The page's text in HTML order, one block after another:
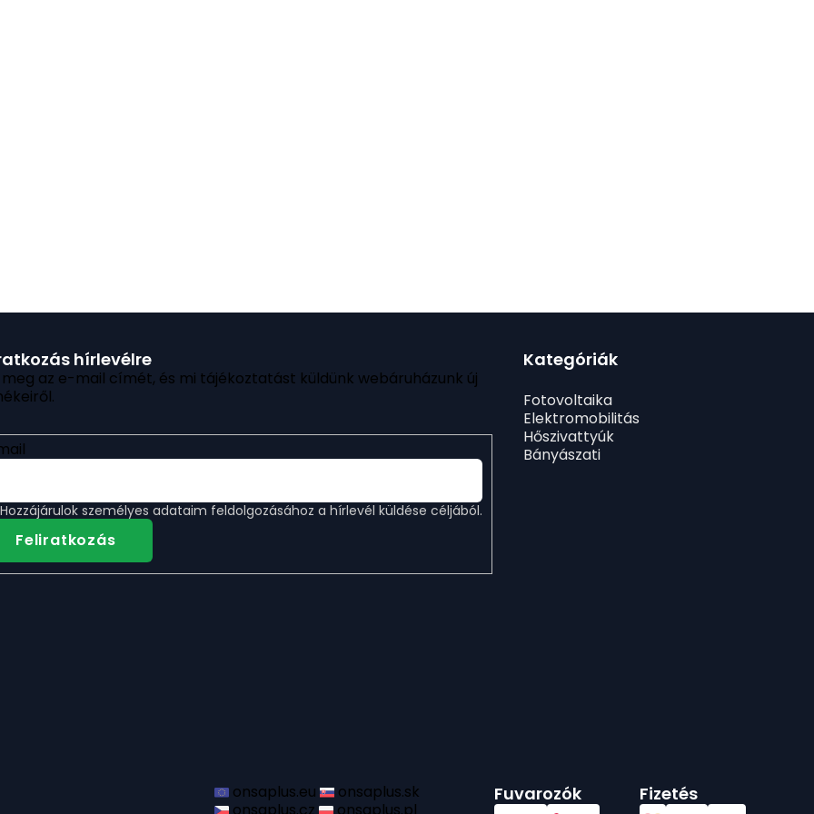
hírlevélre
meg az e-mail címét, és mi tájékoztatást küldünk webáruházunk új
Hozzájárulok személyes adataim feldolgozásához a hírlevél küldése céljából.
Feliratkozás
Kategóriák
Fotovoltaika
Elektromobilitás
Hőszivattyúk
Bányászati
onsaplus.eu
onsaplus.sk
Fuvarozók Fizetés